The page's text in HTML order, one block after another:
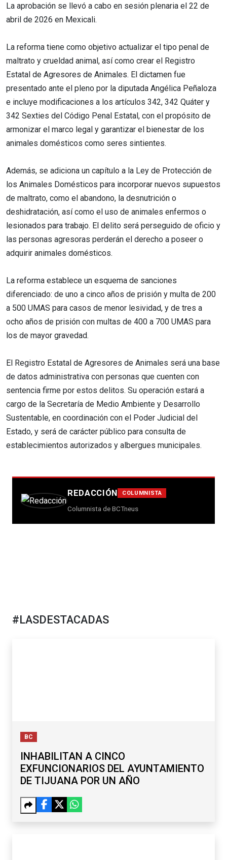
La aprobación se llevó a cabo en sesión plenaria el 22 de
abril de 2026 en Mexicali.
La reforma tiene como objetivo actualizar el tipo penal de
maltrato y crueldad animal, así como crear el Registro
Estatal de Agresores de Animales. El dictamen fue
presentado ante el pleno por la diputada Angélica Peñaloza
e incluye modificaciones a los artículos 342, 342 Quáter y
342 Sexties del Código Penal Estatal, con el propósito de
armonizar el marco legal y garantizar el bienestar de los
animales domésticos como seres sintientes.
Además, se adiciona un capítulo a la Ley de Protección de
los Animales Domésticos para incorporar nuevos supuestos
de maltrato, como el abandono, la desnutrición o
deshidratación, así como el uso de animales enfermos o
lesionados para trabajo. El delito será perseguido de oficio y
las personas agresoras perderán el derecho a poseer o
adquirir animales domésticos.
La reforma establece un esquema de sanciones
diferenciado: de uno a cinco años de prisión y multa de 200
a 500 UMAS para casos de menor lesividad, y de tres a
ocho años de prisión con multas de 400 a 700 UMAS para
los de mayor gravedad.
El Registro Estatal de Agresores de Animales será una base
de datos administrativa con personas que cuenten con
sentencia firme por estos delitos. Su operación estará a
cargo de la Secretaría de Medio Ambiente y Desarrollo
Sustentable, en coordinación con el Poder Judicial del
Estado, y será de carácter público para consulta de
establecimientos autorizados y albergues municipales.
REDACCIÓN COLUMNISTA
Columnista de BCTneus
#LASDESTACADAS
BC
INHABILITAN A CINCO
EXFUNCIONARIOS DEL AYUNTAMIENTO
DE TIJUANA POR UN AÑO